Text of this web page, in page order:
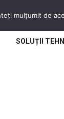
SOLUȚII
mulțumit de